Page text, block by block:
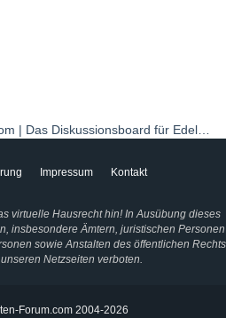
Diskussionsboard für Edelmetalle & Rohstoffe
Impressum Kontakt
virtuelle Hausrecht hin! In Ausübung dieses
insbesondere Ämtern, juristischen Personen
sowie Anstalten des öffentlichen Rechts
Netzseiten verboten.
Forum.com 2004-2026